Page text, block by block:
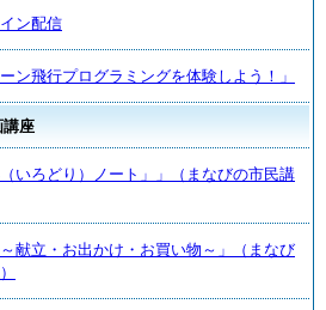
ン配信
ン飛行プログラミングを体験しよう！」
講座
いろどり）ノート」」（まなびの市民講
献立・お出かけ・お買い物～」（まなび